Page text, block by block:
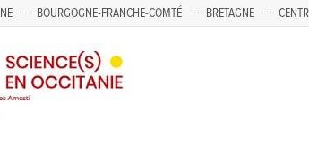
BOURGOGNE-FRANCHE-COMTÉ BRETAGNE